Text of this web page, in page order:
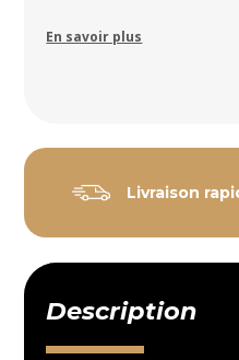
En savoir plus
Livraison
Description